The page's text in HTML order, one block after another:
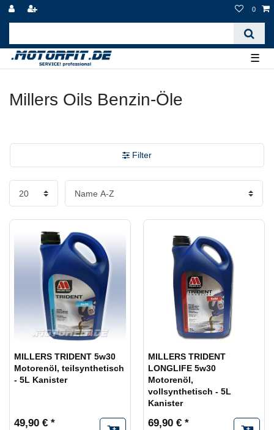
0
☰
Millers Oils Benzin-Öle
Filter
MILLERS TRIDENT 5w30
Motorenöl, teilsynthetisch
- 5L Kanister
49,90 € *
MILLERS TRIDENT
LONGLIFE 5w30
Motorenöl,
vollsynthetisch - 5L
Kanister
69,90 € *